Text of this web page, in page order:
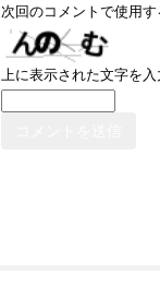
次回のコメントで使用
上に表示された文字を入